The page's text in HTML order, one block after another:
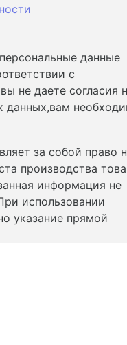
данные
с
не даете согласия
данных,вам
за собой право
производства
информация не
использовании
указание прямой